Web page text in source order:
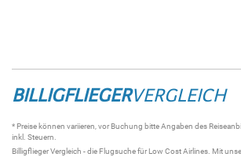
BILLIGFLIEGERVERGLEICH
* Preise können variieren, vor Buchung bitte Angaben des
inkl. Steuern.
BilligfliegerVergleich - die Flugsuchefür Low Cost Airlines. Mit